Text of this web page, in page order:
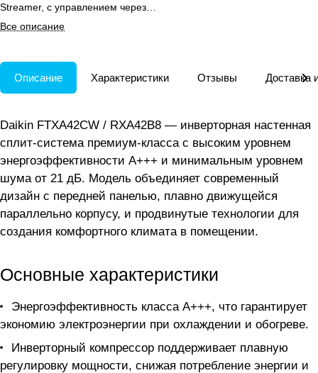
Streamer, с управлением через
Wi-Fi и мобильное приложение.
Все описание
Описание Характеристики Отзывы Доставка
Daikin FTXA42CW / RXA42B8 — инверторная настенная
сплит-система премиум-класса с высоким уровнем
энергоэффективности A+++ и минимальным уровнем
шума от 21 дБ. Модель объединяет современный
дизайн с передней панелью, плавно движущейся
параллельно корпусу, и продвинутые технологии для
создания комфортного климата в помещении.
Основные характеристики
Энергоэффективность класса A+++, что гарантирует
экономию электроэнергии при охлаждении и обогреве.
Инверторный компрессор поддерживает плавную
регулировку мощности, снижая потребление энергии и